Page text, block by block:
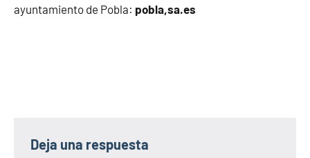
ayuntamiento de Pobla: pobla,sa.es
Deja una respuesta